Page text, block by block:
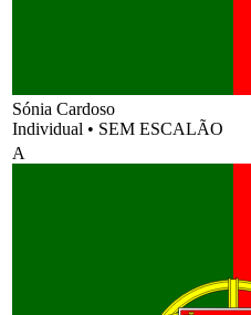
Sónia Cardoso
Individual • SEM ESCALÃO
A